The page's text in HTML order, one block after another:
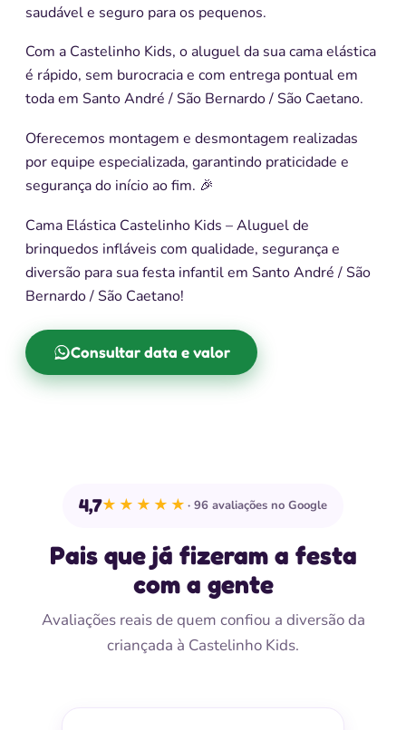
saudável e seguro para os pequenos.
Com a Castelinho Kids, o aluguel da sua cama elástica
é rápido, sem burocracia e com entrega pontual em
toda em Santo André / São Bernardo / São Caetano.
Oferecemos montagem e desmontagem realizadas
por equipe especializada, garantindo praticidade e
segurança do início ao fim. 🎉
Cama Elástica Castelinho Kids – Aluguel de
brinquedos infláveis com qualidade, segurança e
diversão para sua festa infantil em Santo André / São
Bernardo / São Caetano!
Consultar data e valor
4,7★★★★★ 96 avaliações no Google
Pais que já fizeram a festa
com a gente
Avaliações reais de quem confiou a diversão da
criançada à Castelinho Kids.